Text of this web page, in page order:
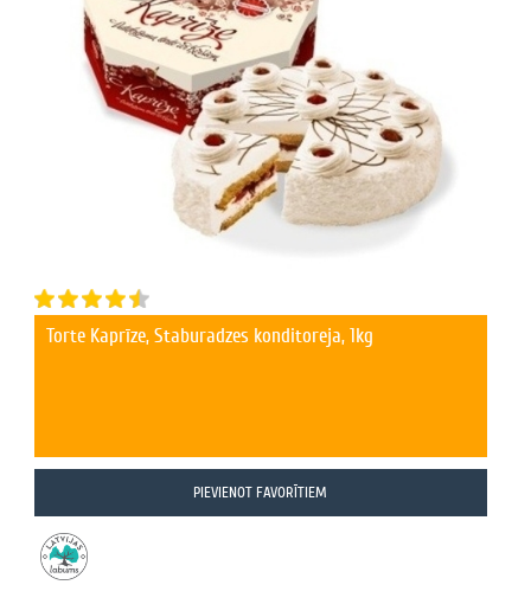
Torte Kaprīze, Staburadzes konditoreja, 1kg
PIEVIENOT FAVORĪTIEM